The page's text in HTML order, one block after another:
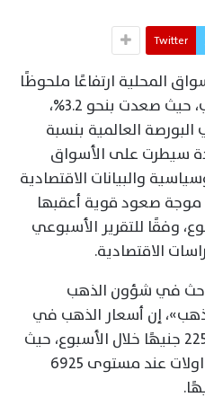
Twitter
المحلية ارتفاعًا ملحوظًا
خلال تعاملات الأسبوع الماضي، حيث صعدت بنحو 3.2%،
البورصة العالمية بنسبة
حادة سيطرت على الأسواق
والبيانات الاقتصادية
موجة صعود قوية أعقبها
وفقًا للتقرير الأسبوعي
الاقتصادية.
في شؤون الذهب
إن أسعار الذهب في
السوق المحلية ارتفعت بنحو 225 جنيهًا خلال الأسبوع، حيث
افتتح جرام الذهب عيار 21 التداولات عند مستوى 6925